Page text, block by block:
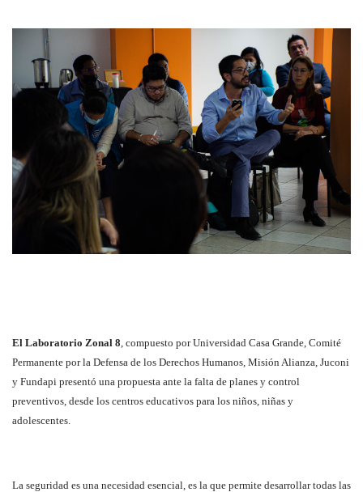
El Laboratorio Zonal 8, compuesto por Universidad Casa Grande, Comité
Permanente por la Defensa de los Derechos Humanos, Misión Alianza, Juconi
y Fundapi presentó una propuesta ante la falta de planes y control
preventivos, desde los centros educativos para los niños, niñas y
adolescentes.
La seguridad es una necesidad esencial, es la que permite desarrollar todas las